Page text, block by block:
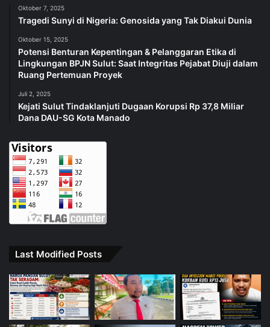
Oktober 7, 2025
Tragedi Sunyi di Nigeria: Genosida yang Tak Diakui Dunia
Oktober 15, 2025
Potensi Benturan Kepentingan & Pelanggaran Etika di
Lingkungan BPJN Sulut: Saat Integritas Pejabat Diuji dalam
Ruang Pertemuan Proyek
Juli 2, 2025
Kejati Sulut Tindaklanjuti Dugaan Korupsi Rp 37,8 Miliar
Dana DAU-SG Kota Manado
Last Modified Posts